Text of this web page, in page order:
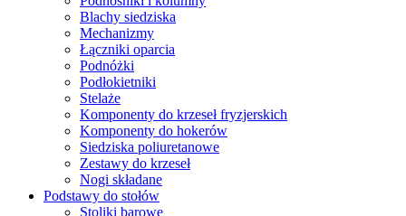
Blachy siedziska
Mechanizmy
Łączniki oparcia
Podnóżki
Podłokietniki
Stelaże
Komponenty do krzeseł fryzjerskich
Komponenty do hokerów
Siedziska poliuretanowe
Zestawy do krzeseł
Nogi składane
Podstawy do stołów
Stoliki barowe